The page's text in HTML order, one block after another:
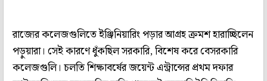
রাজ্যের কলেজগুলিতে ইঞ্জিনিয়ারিং পড়ার আগ্রহ ক্রমশ হারাচ্ছিলেন
পড়ুয়ারা। সেই কারণে ধুঁকছিল সরকারি, বিশেষ করে বেসরকারি
কলেজগুলি। চলতি শিক্ষাবর্ষের জয়েন্ট এন্ট্রান্সের প্রথম দফার